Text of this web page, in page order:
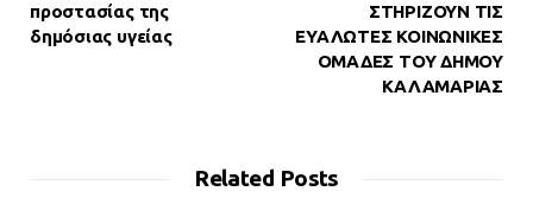
προστασίας της
δημόσιας υγείας
ΣΤΗΡΙΖΟΥΝ ΤΙΣ
ΕΥΑΛΩΤΕΣ ΚΟΙΝΩΝΙΚΕΣ
ΟΜΑΔΕΣ ΤΟΥ ΔΗΜΟΥ
ΚΑΛΑΜΑΡΙΑΣ
Related Posts